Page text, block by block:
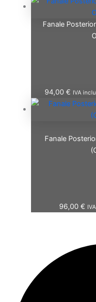
Fanale
94,00 € IVA
Fanale
96,00€